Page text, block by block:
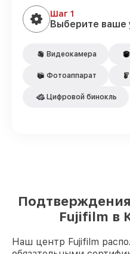
Шаг 1
Выберите ваше
Видеокамера
Фотоаппарат
Цифровой бинокль
Fujifilm в
Наш центр Fujifilm